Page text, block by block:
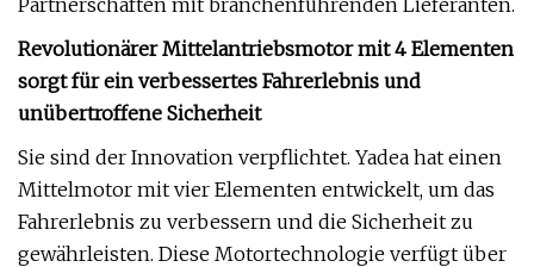
Partnerschaften mit branchenführenden Lieferanten.
Revolutionärer Mittelantriebsmotor mit 4 Elementen
sorgt für ein verbessertes Fahrerlebnis und
unübertroffene Sicherheit
Sie sind der Innovation verpflichtet. Yadea hat einen
Mittelmotor mit vier Elementen entwickelt, um das
Fahrerlebnis zu verbessern und die Sicherheit zu
gewährleisten. Diese Motortechnologie verfügt über